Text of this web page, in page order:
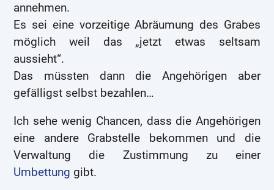
annehmen.
Es sei eine vorzeitige Abräumung des Grabes
möglich weil das „jetzt etwas seltsam
aussieht“.
Das müssten dann die Angehörigen aber
gefälligst selbst bezahlen…
Ich sehe wenig Chancen, dass die Angehörigen
eine andere Grabstelle bekommen und die
Verwaltung die Zustimmung zu einer
Umbettung gibt.